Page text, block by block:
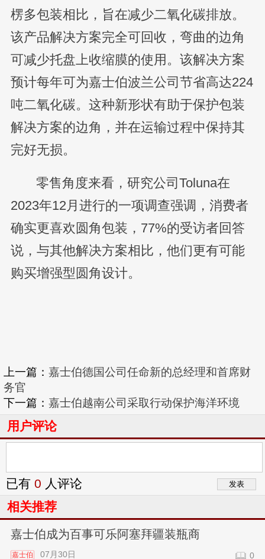
楞多包装相比，旨在减少二氧化碳排放。
该产品解决方案完全可回收，弯曲的边角
可减少托盘上收缩膜的使用。该解决方案
预计每年可为嘉士伯波兰公司节省高达224
吨二氧化碳。这种新形状有助于保护包装
解决方案的边角，并在运输过程中保持其
完好无损。
零售角度来看，研究公司Toluna在
2023年12月进行的一项调查强调，消费者
确实更喜欢圆角包装，77%的受访者回答
说，与其他解决方案相比，他们更有可能
购买增强型圆角设计。
上一篇： 嘉士伯德国公司任命新的总经理和首席财
务官
下一篇： 嘉士伯越南公司采取行动保护海洋环境
用户评论
已有 0 人评论
相关推荐
嘉士伯成为百事可乐阿塞拜疆装瓶商
嘉士伯 07月30日 0